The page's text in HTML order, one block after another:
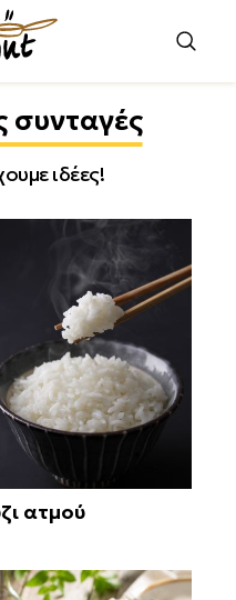
συνταγές
ιδέες!
ατμού